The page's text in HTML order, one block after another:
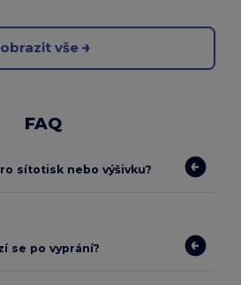
vše
FAQ
sítotisk nebo výšivku?
se po vyprání?